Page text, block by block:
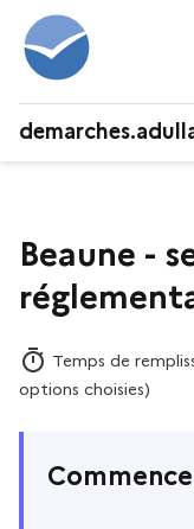
Beaune -
Temps de
options choisies)